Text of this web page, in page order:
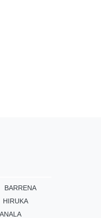
BARRENA
HIRUKA